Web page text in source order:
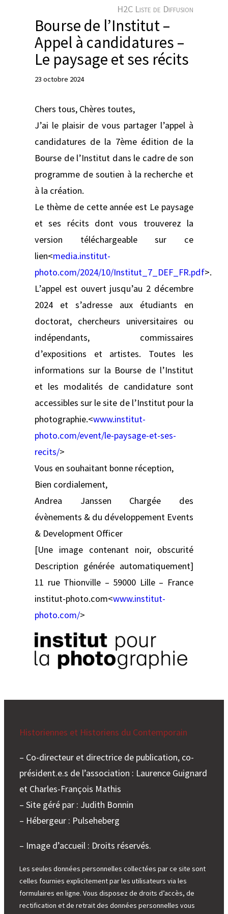
H2C Liste de Diffusion
Bourse de l’Institut –
Appel à candidatures –
Le paysage et ses récits
23 octobre 2024
Chers tous, Chères toutes,
J’ai le plaisir de vous partager l’appel à
candidatures de la 7ème édition de la
Bourse de l’Institut dans le cadre de son
programme de soutien à la recherche et
à la création.
Le thème de cette année est Le paysage
et ses récits dont vous trouverez la
version téléchargeable sur ce
lien<media.institut-
photo.com/2024/10/Institut_7_DEF_FR.pdf>.
L’appel est ouvert jusqu’au 2 décembre
2024 et s’adresse aux étudiants en
doctorat, chercheurs universitaires ou
indépendants, commissaires
d’expositions et artistes. Toutes les
informations sur la Bourse de l’Institut
et les modalités de candidature sont
accessibles sur le site de l’Institut pour la
photographie.<www.institut-
photo.com/event/le-paysage-et-ses-
recits/>
Vous en souhaitant bonne réception,
Bien cordialement,
Andrea Janssen Chargée des
évènements & du développement Events
& Development Officer
[Une image contenant noir, obscurité
Description générée automatiquement]
11 rue Thionville – 59000 Lille – France
institut-photo.com<www.institut-
photo.com/>
Historiennes et Historiens du Contemporain
– Co-directeur et directrice de publication, co-
président.e.s de l’association : Laurence Guignard
et Charles-François Mathis
– Site géré par : Judith Bonnin
– Hébergeur : Pulseheberg
– Image d’accueil : Droits réservés.
Les seules données personnelles collectées par ce site sont
celles fournies explicitement par les utilisateurs via les
formulaires en ligne. Vous disposez de droits d’accès, de
rectification et de retrait des données personnelles vous